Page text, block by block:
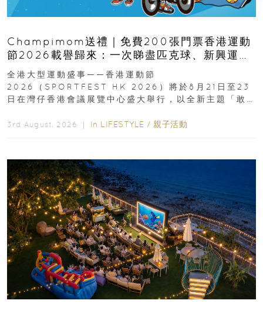
Champimom送禮｜免費200張門票香港運動
節2026載譽歸來：一次睇盡匹克球、新興運
動、街舞比賽＋逾百運動品牌展覽
全港大型運動盛事——香港運動節
2026（SPORTFEST HK 2026）將於8月21日至23
日在灣仔香港會議展覽中心盛大舉行，以全新主題「敢
3rd August, 2026 ｜ In LIFESTYLE / 親子活動